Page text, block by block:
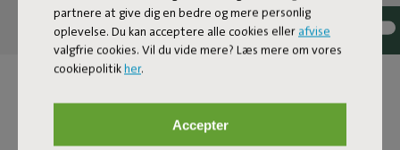
partnere at give dig en bedre og mere personlig
oplevelse. Du kan acceptere alle cookies eller afvise
valgfrie cookies. Vil du vide mere? Læs mere om vores
cookiepolitikher.
Accepter
Tag @fatboy_original eller brug hashtagget
#fatboyoriginal og bliv fremhævet her